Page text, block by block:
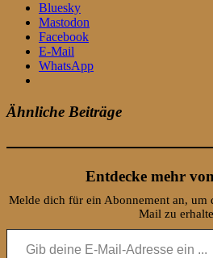
Bluesky
Mastodon
Facebook
E-Mail
WhatsApp
Ähnliche Beiträge
Entdecke mehr
Melde dich für ein Abonnement an, um
Mail zu
Gib deine E-Mail-Adresse ein ...